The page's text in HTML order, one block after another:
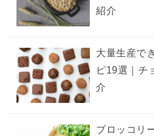
紹介
大量生産で
ピ19選｜チ
介
ブロッコリ